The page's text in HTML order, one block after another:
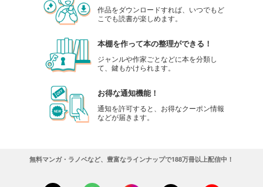
作品をダウンロードすれば、いつでもど
こでも読書が楽しめます。
本棚を作って本の整理ができる！
ジャンルや作家ごとなどに本を分類し
て、鍵もかけられます。
お得な通知機能！
通知を許可すると、お得なクーポン情報
などが届きます。
無料マンガ・ラノベなど、豊富なラインナップで188万冊以上配信中！